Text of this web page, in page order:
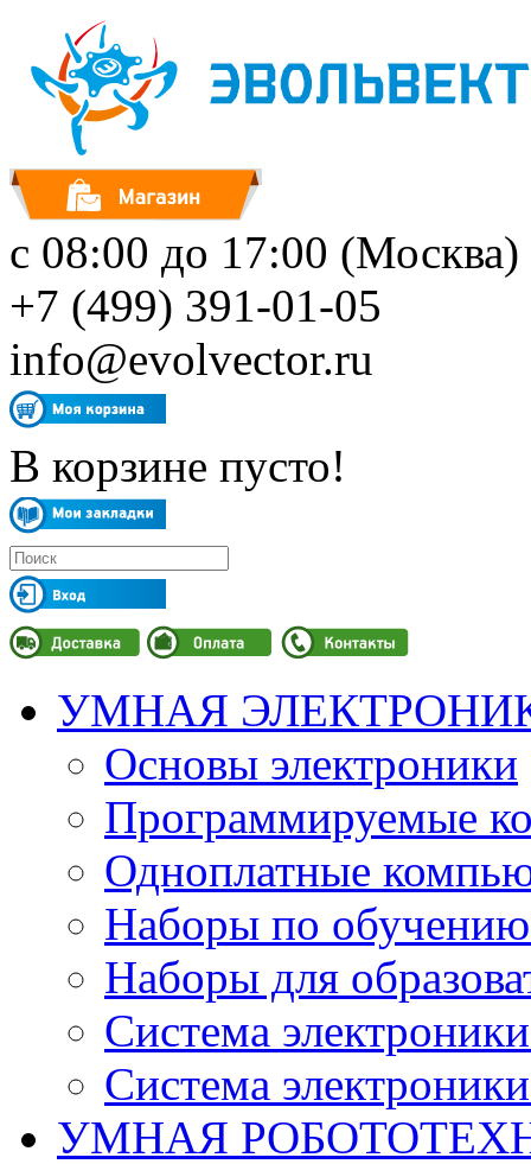
с 08:00 до 17:00 (Москва)
+7 (499) 391-01-05
info@evolvector.ru
В корзине пусто!
УМНАЯ
Основы электроники
Программируемые
Одноплатные
Наборы по
Наборы для
Система
Система
УМНАЯ